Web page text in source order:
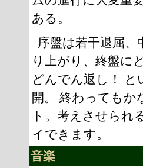
ある。
序盤は若干退屈
り上がり、終盤に
どんでん返し！ と
開。 終わってもか
ト。考えさせられ
イできます。
音楽